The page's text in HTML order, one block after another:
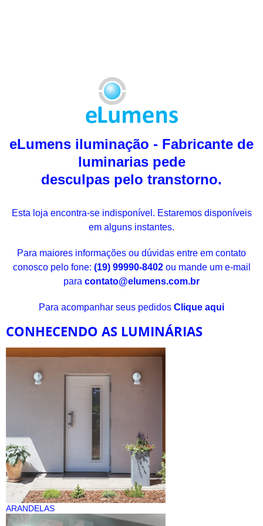
eLumens iluminação - Fabricante de
luminarias pede
desculpas pelo transtorno.
Esta loja encontra-se indisponível. Estaremos disponíveis
em alguns instantes.
Para maiores informações ou dúvidas entre em contato
conosco pelo fone: (19) 99990-8402ou mande um e-mail
para contato@elumens.com.br
Para acompanhar seus pedidos Clique aqui
CONHECENDO AS LUMINÁRIAS
ARANDELAS